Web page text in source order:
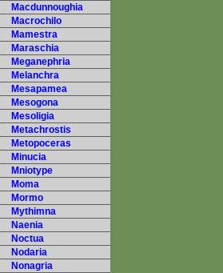
Macdunnoughia
Macrochilo
Mamestra
Maraschia
Meganephria
Melanchra
Mesapamea
Mesogona
Mesoligia
Metachrostis
Metopoceras
Minucia
Mniotype
Moma
Mormo
Mythimna
Naenia
Noctua
Nodaria
Nonagria